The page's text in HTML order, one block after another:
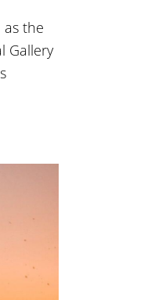
the
Gallery